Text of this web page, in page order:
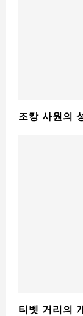
조캉 사원의
티벳 거리의